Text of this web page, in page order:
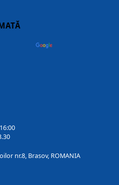
nr.8, Brasov, ROMANIA